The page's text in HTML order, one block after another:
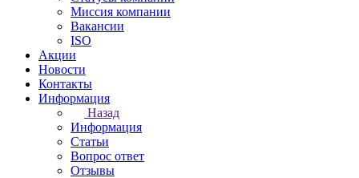
Миссия компании
Вакансии
ISO
Акции
Новости
Контакты
Информация
Назад
Информация
Статьи
Вопрос ответ
Отзывы